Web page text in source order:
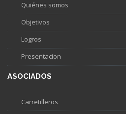
Quiénes somos
Objetivos
Logros
Presentacion
ASOCIADOS
Carretilleros